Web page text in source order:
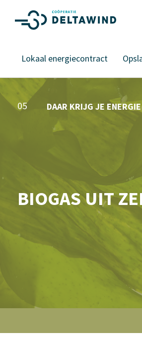
Lokaal energiecontract
05 DAAR KRIJG JE
BIOGAS UIT